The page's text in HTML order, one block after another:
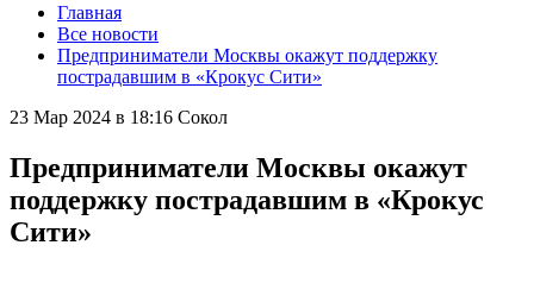
Главная
Все новости
Предприниматели Москвы окажут поддержку
пострадавшим в «Крокус Сити»
23 Мар 2024 в 18:16 Сокол
Предприниматели Москвы окажут
поддержку пострадавшим в «Крокус
Сити»